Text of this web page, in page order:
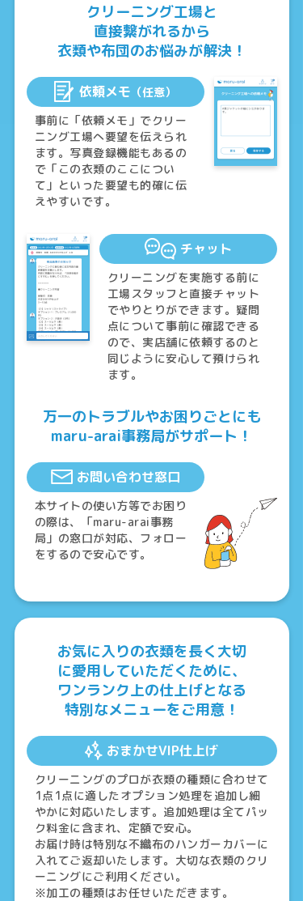
クリーニング工場と
直接繋がれるから
衣類や布団のお悩みが解決！
依頼メモ （任意）
事前に「依頼メモ」でクリー
ニング工場へ要望を伝えられ
ます。写真登録機能もあるの
で「この衣類のここについ
て」といった要望も的確に伝
えやすいです。
チャット
クリーニングを実施する前に
工場スタッフと直接チャット
でやりとりができます。疑問
点について事前に確認できる
ので、実店舗に依頼するのと
同じように安心して預けられ
ます。
万一のトラブルやお困りごとにも
maru-arai事務局がサポート！
お問い合わせ窓口
本サイトの使い方等でお困り
の際は、「maru-arai事務
局」の窓口が対応、フォロー
をするので安心です。
お気に入りの衣類を長く大切
に愛用していただくために、
ワンランク上の仕上げとなる
特別なメニューをご用意！
おまかせVIP仕上げ
クリーニングのプロが衣類の種類に合わせて
1点1点に適したオプション処理を追加し細
やかに対応いたします。追加処理は全てパッ
ク料金に含まれ、定額で安心。
お届け時は特別な不織布のハンガーカバーに
入れてご返却いたします。大切な衣類のクリ
ーニングにご利用ください。
※加工の種類はお任せいただきます。